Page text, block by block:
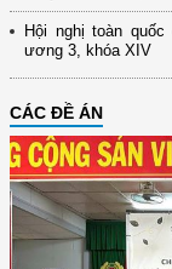
Hội nghị toàn
ương 3, khóa XIV
CÁC ĐỀ ÁN